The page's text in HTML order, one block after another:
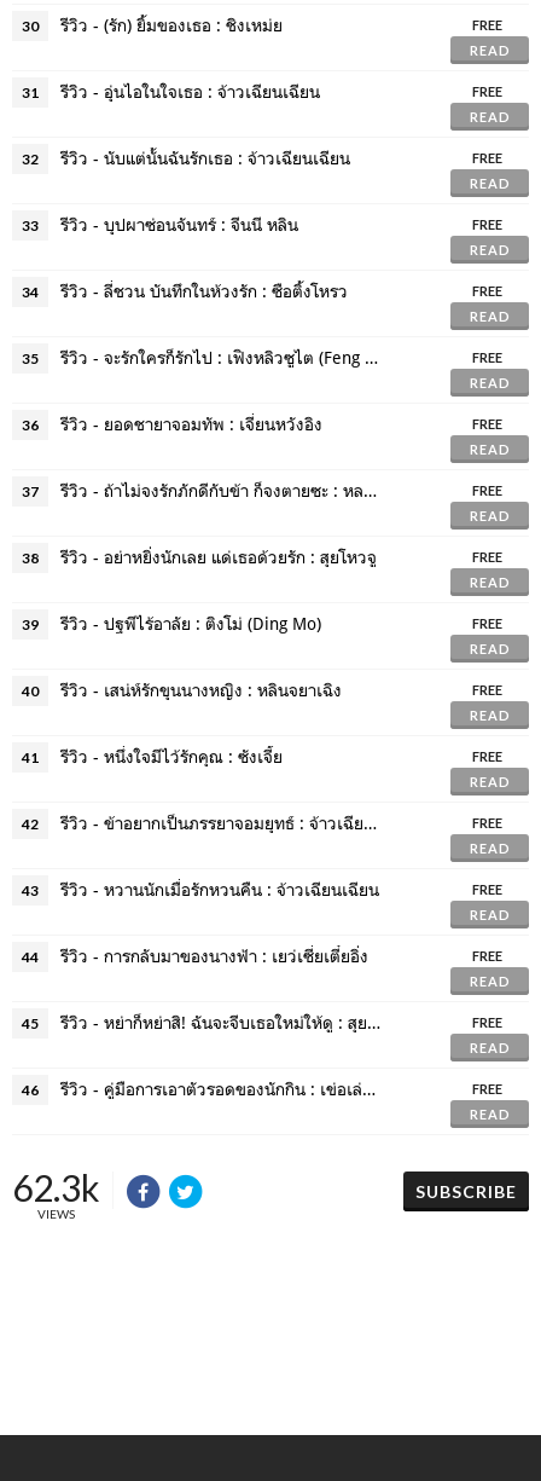
30 รีวิว - (รัก) ยิ้มของเธอ : ชิงเหม่ย
FREE
READ
31 รีวิว - อุ่นไอในใจเธอ : จ้าวเฉียนเฉียน
FREE
READ
32 รีวิว - นับแต่นั้นฉันรักเธอ : จ้าวเฉียนเฉียน
FREE
READ
33 รีวิว - บุปผาซ่อนจันทร์ : จีนนี หลิน
FREE
READ
34 รีวิว - ลี่ชวน บันทึกในห้วงรัก : ซือติ้งโหรว
FREE
READ
35 รีวิว - จะรักใครก็รักไป : เฟิงหลิวซูไต (Feng Liu Shu Dai)
FREE
READ
36 รีวิว - ยอดชายาจอมทัพ : เจี่ยนหวังอิง
FREE
READ
37 รีวิว - ถ้าไม่จงรักภักดีกับข้า ก็จงตายซะ : หลานอ้ายเฉา
FREE
READ
38 รีวิว - อย่าหยิ่งนักเลย แด่เธอด้วยรัก : สุยโหวจู
FREE
READ
39 รีวิว - ปฐพีไร้อาลัย : ติงโม่ (Ding Mo)
FREE
READ
40 รีวิว - เสน่ห์รักขุนนางหญิง : หลินจยาเฉิง
FREE
READ
41 รีวิว - หนึ่งใจมีไว้รักคุณ : ซังเจี้ย
FREE
READ
42 รีวิว - ข้าอยากเป็นภรรยาจอมยุทธ์ : จ้าวเฉียนเฉียน
FREE
READ
43 รีวิว - หวานนักเมื่อรักหวนคืน : จ้าวเฉียนเฉียน
FREE
READ
44 รีวิว - การกลับมาของนางฟ้า : เยว่เซี่ยเตี๋ยอิ่ง
FREE
READ
45 รีวิว - หย่าก็หย่าสิ! ฉันจะจีบเธอใหม่ให้ดู : สุยโหวจู
FREE
READ
46 รีวิว - คู่มือการเอาตัวรอดของนักกิน : เข่อเล่อเจียงทัง
FREE
READ
62.3k
VIEWS
SUBSCRIBE